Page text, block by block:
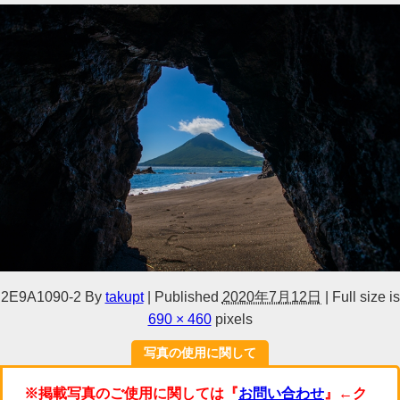
2E9A1090-2 By takupt Published 2020年7月12日
Full size is
690 × 460pixels
写真の使用に関して
※掲載写真のご使用に関しては『お問い合わせ 』←ク